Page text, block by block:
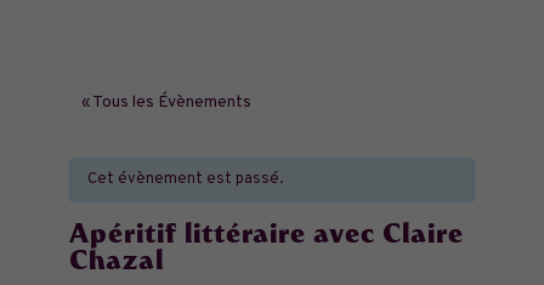
« Tous les Évènements
Cet évènement est passé.
Apéritif littéraire avec Claire
Chazal